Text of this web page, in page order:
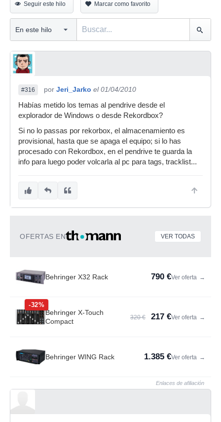
Seguir este hilo Marcar como favorito
#316 por Jeri_Jarko el 01/04/2010
Habías metido los temas al pendrive desde el
explorador de Windows o desde Rekordbox?
Si no lo passas por rekorbox, el almacenamiento es
provisional, hasta que se apaga el equipo; si lo has
procesado con Rekordbox, en el pendrive te guarda la
info para luego poder volcarla al pc para tags, tracklist...
OFERTAS EN VER TODAS
Behringer X32 Rack 790 €Ver oferta →
-32%
Behringer X-Touch
Compact
320 € 217 €Ver oferta →
Behringer WING Rack 1.385 €Ver oferta →
Enlaces de afiliación